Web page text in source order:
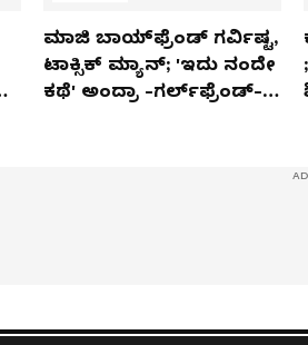
ಮಾಜಿ ಬಾಯ್‌ಫ್ರೆಂಡ್ ಗರ್ವಿಷ್ಟ,
ಟಾಕ್ಸಿಕ್ ಮ್ಯಾನ್; 'ಇದು ನಂದೇ
ಕಥೆ' ಅಂದ್ರಾ -ಗರ್ಲ್‌ಫ್ರೆಂಡ್-